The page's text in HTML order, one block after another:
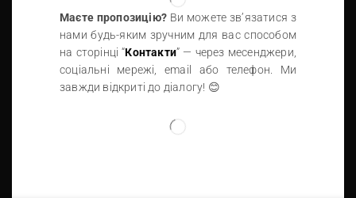
Маєте пропозицію? Ви можете зв’язатися з
нами будь-яким зручним для вас способом
на сторінці “Контакти” — через месенджери,
соціальні мережі, email або телефон. Ми
завжди відкриті до діалогу! 😊